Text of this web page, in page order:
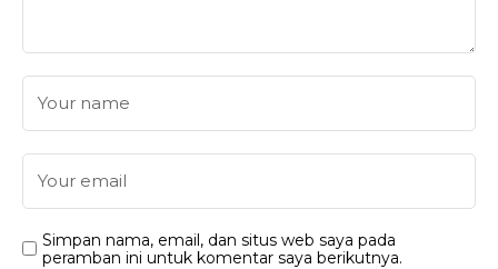
Simpan nama, email, dan situs web saya pada
peramban ini untuk komentar saya berikutnya.